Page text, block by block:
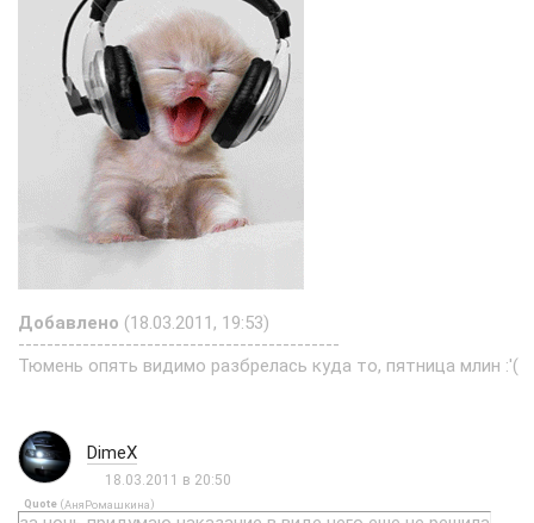
Добавлено (18.03.2011, 19:53)
---------------------------------------------
Тюмень опять видимо разбрелась куда то, пятница млин :'(
DimeX
18.03.2011 в 20:50
Quote (АняРомашкина)